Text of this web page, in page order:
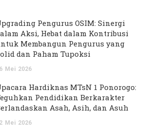
Pengurus OSIM: Sinergi
Aksi, Hebat dalam Kontribusi
Membangun Pengurus yang
dan Paham Tupoksi
Mei 2026
Hardiknas MTsN 1 Ponorogo:
Pendidikan Berkarakter
Asah, Asih, dan Asuh
Mei 2026